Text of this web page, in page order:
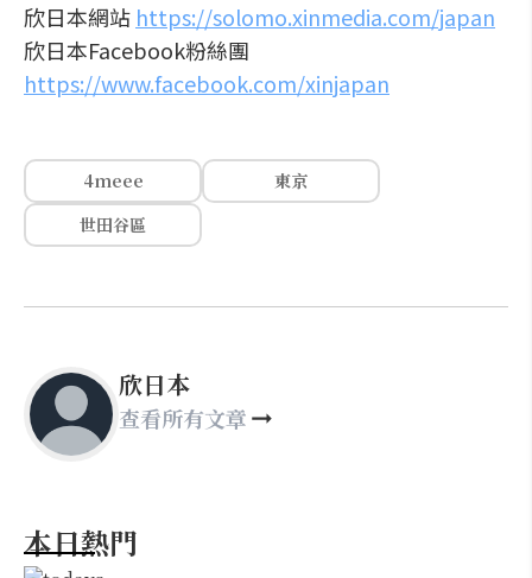
欣日本網站 https://solomo.xinmedia.com/japan
欣日本Facebook粉絲團
https://www.facebook.com/xinjapan
4meee
東京
世田谷區
欣日本
查看所有文章
本日熱門